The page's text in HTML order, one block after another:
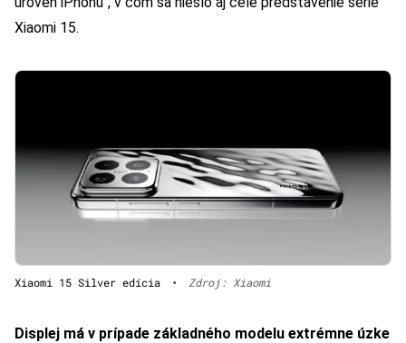
Xiaomi 15.
Xiaomi 15 Silver edícia • Zdroj: Xiaomi
Displej má v prípade základného modelu extrémne úzke